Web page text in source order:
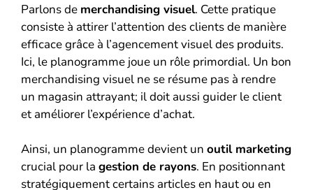
Parlons de merchandising visuel. Cette pratique
consiste à attirer l’attention des clients de manière
efficace grâce à l’agencement visuel des produits.
Ici, le planogramme joue un rôle primordial. Un bon
merchandising visuel ne se résume pas à rendre
un magasin attrayant; il doit aussi guider le client
et améliorer l’expérience d’achat.
Ainsi, un planogramme devient un outil marketing
crucial pour la gestion de rayons. En positionnant
stratégiquement certains articles en haut ou en